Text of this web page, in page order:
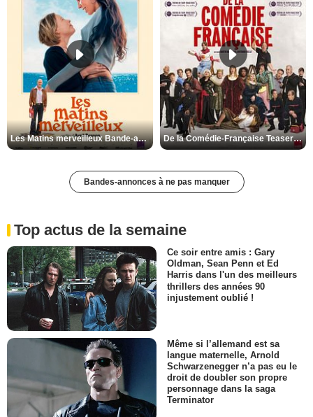
Les Matins merveilleux Bande-annonce VF De la Comédie-Française Teaser VF
Bandes-annonces à ne pas manquer
Top actus de la semaine
Ce soir entre amis : Gary
Oldman, Sean Penn et Ed
Harris dans l'un des meilleurs
thrillers des années 90
injustement oublié !
Même si l’allemand est sa
langue maternelle, Arnold
Schwarzenegger n’a pas eu le
droit de doubler son propre
personnage dans la saga
Terminator